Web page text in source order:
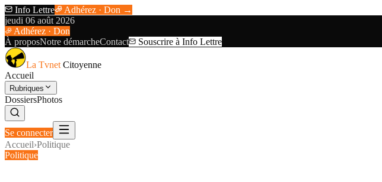
Info Lettre
Adhérez · Don →
jeudi 06 août 2026
Adhérez · Don
À proposNotre démarcheContact Souscrire à Info Lettre
La Tvnet Citoyenne
Accueil
Rubriques
DossiersPhotos
Se connecter
Accueil›Politique
Politique